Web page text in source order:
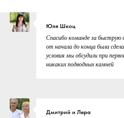
Юля Шкоц
Спасибо команде за
от начала до конца была
условия мы обсудили при
никаких подводных камней
Дмитрий и Лера